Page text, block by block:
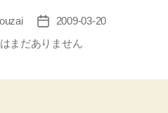
投
稿
日
2009-03-20
まだありません